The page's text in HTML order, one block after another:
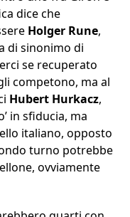
dice che
Holger Rune,
di sinonimo di
se recuperato
competono, ma al
Hubert Hurkacz,
in sfiducia, ma
italiano, opposto
turno potrebbe
ovviamente